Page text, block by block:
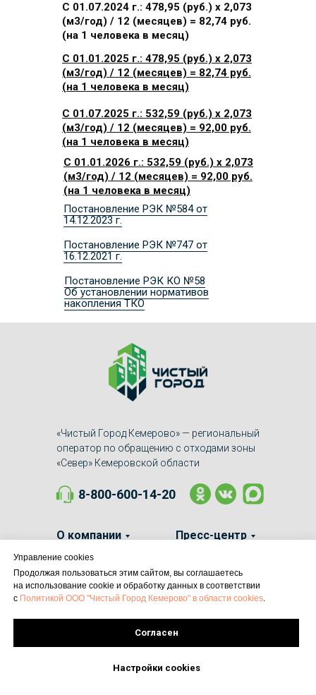
Постановление РЭК КО №58
Об установлении нормативов
накопления ТКО
Постановление РЭК №747 от
16.12.2021 г.
Постановление РЭК №584 от
14.12.2023 г.
С 01.07.2024 г.: 478,95 (руб.) x 2,073
(м3/год) / 12 (месяцев) = 82,74 руб.
(на 1 человека в месяц)
С 01.01.2025 г.: 478,95 (руб.) x 2,073
(м3/год) / 12 (месяцев) = 82,74 руб.
(на 1 человека в месяц)
С 01.07.2025 г.: 532,59 (руб.) x 2,073
(м3/год) / 12 (месяцев) = 92,00 руб.
(на 1 человека в месяц)
С 01.01.2026 г.: 532,59 (руб.) x 2,073
(м3/год) / 12 (месяцев) = 92,00 руб.
(на 1 человека в месяц)
8-800-600-14-20
О компании
Законодательство
Вакансии
Пресс-центр
Контакты
Обратная связь
«Чистый Город Кемерово» — региональный
оператор по обращению с отходами зоны
«Север» Кемеровской области
Управление cookies
Продолжая пользоваться этим сайтом, вы соглашаетесь
на использование cookie и обработку данных в соответствии
с Политикой ООО "Чистый Город Кемерово" в области cookies.
Согласен
Настройки cookies